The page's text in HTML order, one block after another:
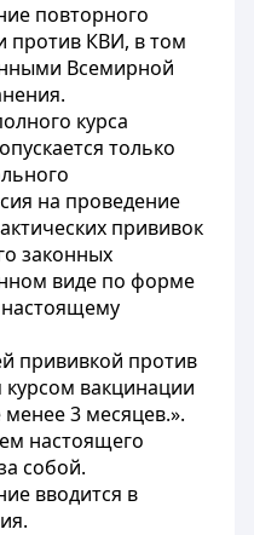
повторного
против КВИ, в том
Всемирной
курса
только
на проведение
прививок
законных
виде по форме
прививкой против
вакцинации
3 месяцев.».
настоящего
собой.
вводится в